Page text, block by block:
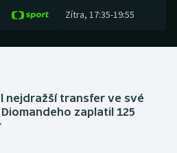
Zítra, 17:35-19:55
nejdražší transfer ve své
zaplatil 125